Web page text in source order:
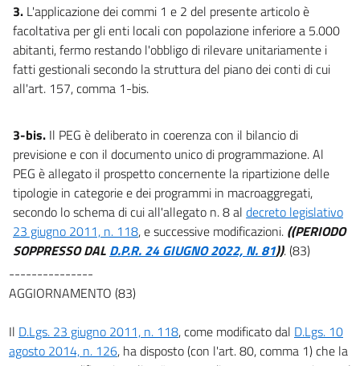
24
25
26
28
29
CAPO V
Forme associative
30
31
32
34
35
3. L'applicazione dei commi 1 e 2 del presente articolo è
facoltativa per gli enti locali con popolazione inferiore a 5.000
abitanti, fermo restando l'obbligo di rilevare unitariamente i
fatti gestionali secondo la struttura del piano dei conti di cui
all'art. 157, comma 1-bis.
3-bis. Il PEG è deliberato in coerenza con il bilancio di
previsione e con il documento unico di programmazione. Al
PEG è allegato il prospetto concernente la ripartizione delle
tipologie in categorie e dei programmi in macroaggregati,
secondo lo schema di cui all'allegato n. 8 al decreto legislativo
23 giugno 2011, n. 118, e successive modificazioni. ((PERIODO
SOPPRESSO DAL D.P.R. 24 GIUGNO 2022, N. 81)). (83)
---------------
AGGIORNAMENTO (83)
Il D.Lgs. 23 giugno 2011, n. 118, come modificato dal D.Lgs. 10
agosto 2014, n. 126, ha disposto (con l'art. 80, comma 1) che la